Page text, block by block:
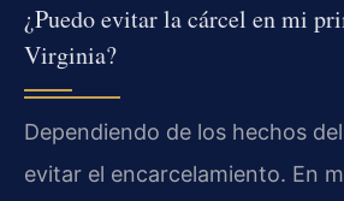
¿Puedo evitar la cárcel en mi
Virginia?
Dependiendo de los hechos
evitar el encarcelamiento. En